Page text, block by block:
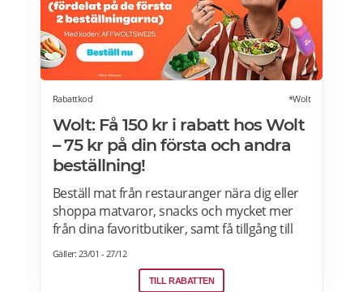
Rabattkod *Wolt
Wolt: Få 150 kr i rabatt hos Wolt
– 75 kr på din första och andra
beställning!
Beställ mat från restauranger nära dig eller
shoppa matvaror, snacks och mycket mer
från dina favoritbutiker, samt få tillgång till
Wolt. Med Wolt rabattkoden får du 75 kr på
din första och 75 kr på din andra beställning.
Efter att du klickat på "Till rabatten" får du en
Gäller: 23/01 - 27/12
TILL RABATTEN